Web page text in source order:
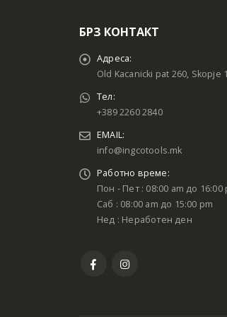
БРЗ КОНТАКТ
Адреса:
Old Kacanicki pat 260, Skopje
Тел:
+389 2260 2840
EMAIL:
info@ingcotools.mk
Работно време:
Пон - Пет : 08:00 am до 16:00
Саб : 08:00 am до 15:00 pm
Нед : Неработен ден